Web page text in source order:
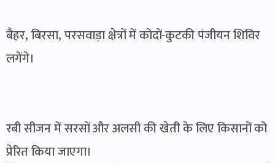
बैहर, बिरसा, परसवाड़ा क्षेत्रों में कोदों-कुटकी पंजीयन शिविर
लगेंगे।
रबी सीजन में सरसों और अलसी की खेती के लिए किसानों को
प्रेरित किया जाएगा।